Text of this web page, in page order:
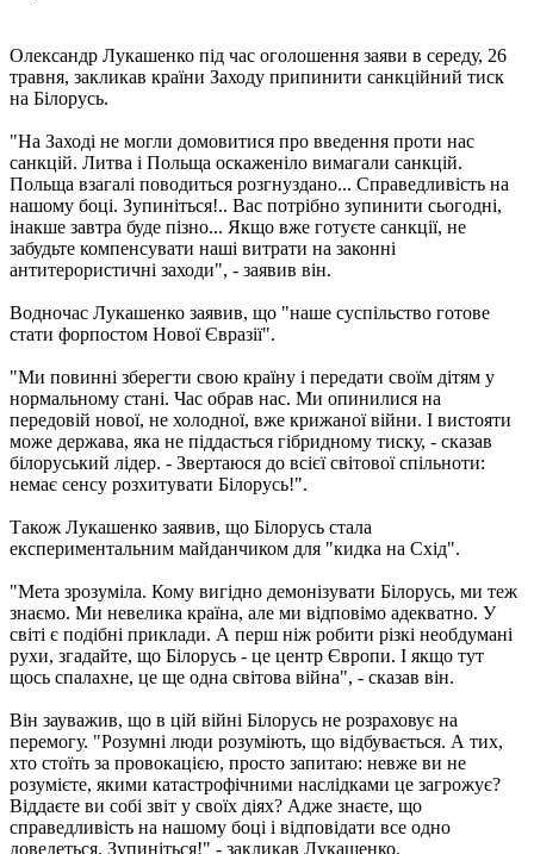
Олександр Лукашенко під час оголошення заяви в середу, 26
травня, закликав країни Заходу припинити санкційний тиск
на Білорусь.
"На Заході не могли домовитися про введення проти нас
санкцій. Литва і Польща оскаженіло вимагали санкцій.
Польща взагалі поводиться розгнуздано... Справедливість на
нашому боці. Зупиніться!.. Вас потрібно зупинити сьогодні,
інакше завтра буде пізно... Якщо вже готуєте санкції, не
забудьте компенсувати наші витрати на законні
антитерористичні заходи", - заявив він.
Водночас Лукашенко заявив, що "наше суспільство готове
стати форпостом Нової Євразії".
"Ми повинні зберегти свою країну і передати своїм дітям у
нормальному стані. Час обрав нас. Ми опинилися на
передовій нової, не холодної, вже крижаної війни. І вистояти
може держава, яка не піддасться гібридному тиску, - сказав
білоруський лідер. - Звертаюся до всієї світової спільноти:
немає сенсу розхитувати Білорусь!".
Також Лукашенко заявив, що Білорусь стала
експериментальним майданчиком для "кидка на Схід".
"Мета зрозуміла. Кому вигідно демонізувати Білорусь, ми теж
знаємо. Ми невелика країна, але ми відповімо адекватно. У
світі є подібні приклади. А перш ніж робити різкі необдумані
рухи, згадайте, що Білорусь - це центр Європи. І якщо тут
щось спалахне, це ще одна світова війна", - сказав він.
Він зауважив, що в цій війні Білорусь не розраховує на
перемогу. "Розумні люди розуміють, що відбувається. А тих,
хто стоїть за провокацією, просто запитаю: невже ви не
розумієте, якими катастрофічними наслідками це загрожує?
Віддаєте ви собі звіт у своїх діях? Адже знаєте, що
справедливість на нашому боці і відповідати все одно
доведеться. Зупиніться!" - закликав Лукашенко.